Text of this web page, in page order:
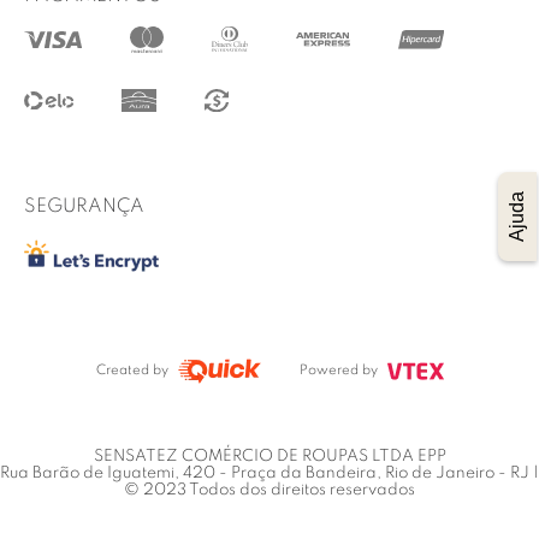
Ajuda
Regulamento das promoções
Trocas e Devoluções
SEGURANÇA
Created by Powered by
SENSATEZ COMÉRCIO DE ROUPAS LTDA EPP
Rua Barão de Iguatemi, 420 - Praça da Bandeira, Rio de Janeiro - RJ |
© 2023 Todos dos direitos reservados